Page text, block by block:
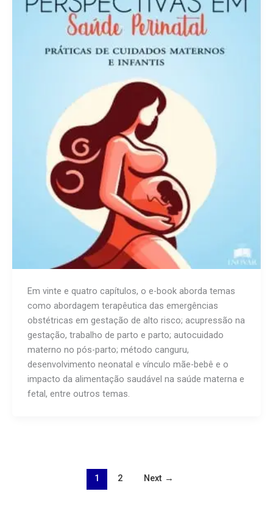
Em vinte e quatro capítulos, o e-book aborda temas
como abordagem terapêutica das emergências
obstétricas em gestação de alto risco; acupressão na
gestação, trabalho de parto e parto; autocuidado
materno no pós-parto; método canguru,
desenvolvimento neonatal e vínculo mãe-bebê e o
impacto da alimentação saudável na saúde materna e
fetal, entre outros temas.
1 2 Next →